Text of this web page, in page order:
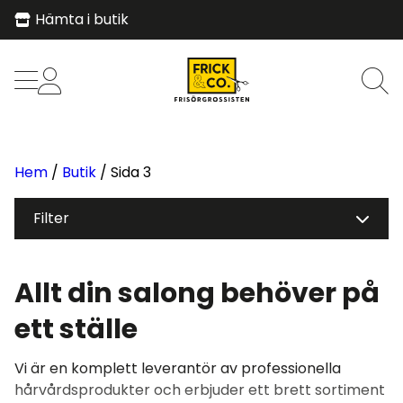
Proffsprodukter
Personlig service
Hem / Butik / Sida 3
Filter
Allt din salong behöver på
ett ställe
Vi är en komplett leverantör av professionella
hårvårdsprodukter och erbjuder ett brett sortiment